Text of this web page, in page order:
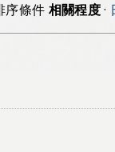
序條件 相關程度·